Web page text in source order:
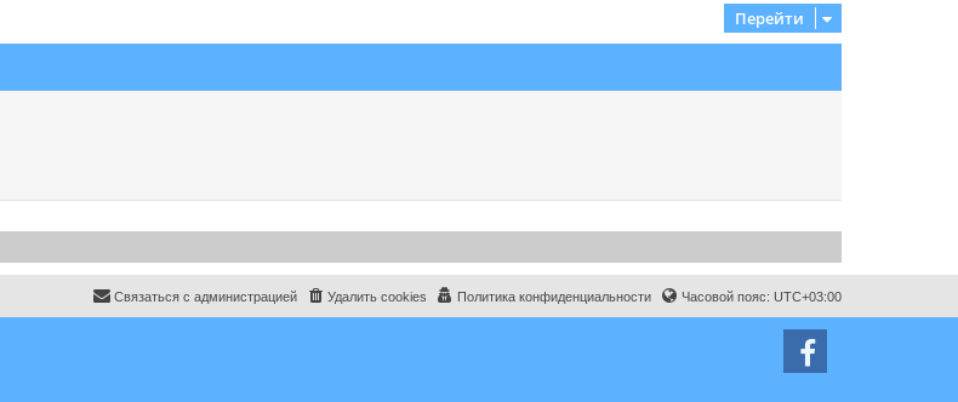
Перейти
Часовой пояс: UTC+03:00
Политика конфиденциальности
Удалить cookies
Связаться с администрацией